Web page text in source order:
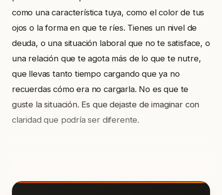
como una característica tuya, como el color de tus
ojos o la forma en que te ríes. Tienes un nivel de
deuda, o una situación laboral que no te satisface, o
una relación que te agota más de lo que te nutre,
que llevas tanto tiempo cargando que ya no
recuerdas cómo era no cargarla. No es que te
guste la situación. Es que dejaste de imaginar con
claridad que podría ser diferente.